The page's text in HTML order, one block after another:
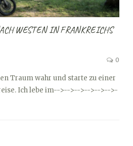
WESTEN IN FRANKREICHS
0
Traum wahr und starte zu einer
Ich lebe im-->-->-->-->-->-->-